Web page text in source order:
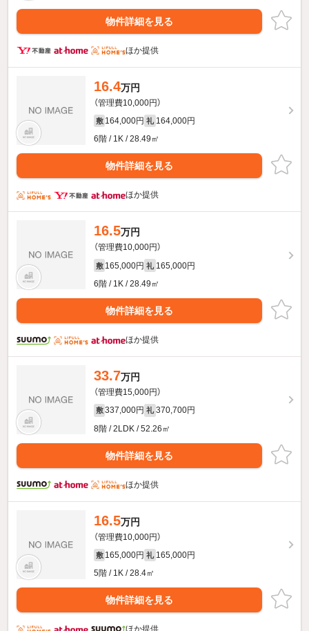
物件詳細を見る
ほか提供
16.4万円
（管理費10,000円）
敷 164,000円 礼 164,000円
6階 / 1K / 28.49㎡
物件詳細を見る
ほか提供
16.5万円
（管理費10,000円）
敷 165,000円 礼 165,000円
6階 / 1K / 28.49㎡
物件詳細を見る
ほか提供
33.7万円
（管理費15,000円）
敷 337,000円 礼 370,700円
8階 / 2LDK / 52.26㎡
物件詳細を見る
ほか提供
16.5万円
（管理費10,000円）
敷 165,000円 礼 165,000円
5階 / 1K / 28.4㎡
物件詳細を見る